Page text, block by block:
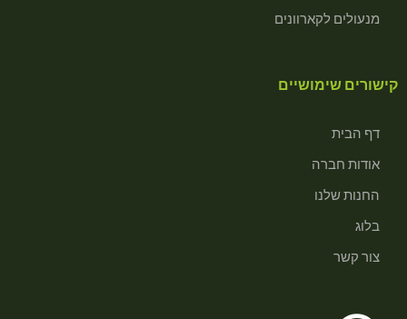
מנעולים לקארוונים
קישורים שימושיים
דף הבית
אודות חברה
החנות שלנו
בלוג
צור קשר